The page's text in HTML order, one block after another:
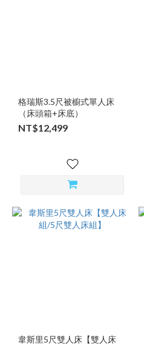
格瑞斯3.5尺被櫥式單人床
（床頭箱+床底）
NT$12,499
韋斯里5尺雙人床【雙人床